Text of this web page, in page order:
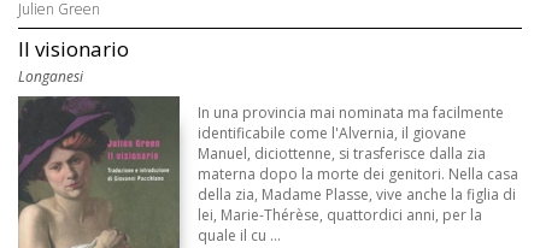
Julien Green
Il visionario
Longanesi
In una provincia mai nominata ma facilmente
identificabile come l'Alvernia, il giovane
Manuel, diciottenne, si trasferisce dalla zia
materna dopo la morte dei genitori. Nella casa
della zia, Madame Plasse, vive anche la figlia di
lei, Marie-Thérèse, quattordici anni, per la
quale il cu ...